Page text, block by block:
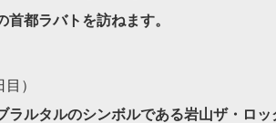
都ラバトを訪ねます。
目）
ラルタルのシンボルである岩山ザ・ロッ